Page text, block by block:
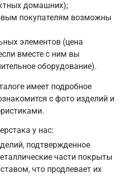
домашних);
покупателям возможны
элементов (цена
вместе с ним вы
оборудование).
имеет подробное
с фото изделий и
у нас:
подтвержденное
части покрыты
что продлевает их